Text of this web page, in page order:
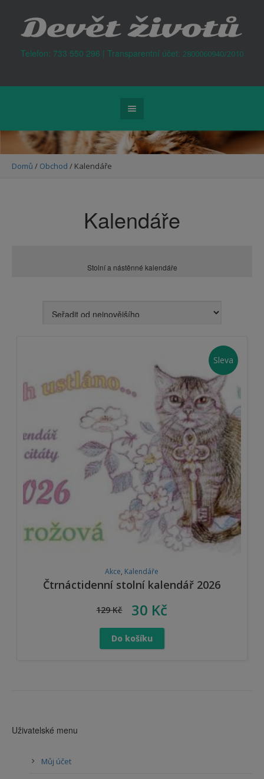
Telefon: 733 550 296 | Transparentní účet: 2800060940/2010
Domů / Obchod / Kalendáře
Kalendáře
Stolní a nástěnné kalendáře
Sleva
Akce, Kalendáře
Čtrnáctidenní stolní kalendář 2026
129Kč 30 Kč
Do košíku
Uživatelské menu
Můj účet